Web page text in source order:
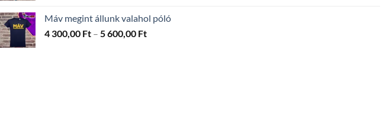
Máv megint állunk valahol póló
4 300,00 Ft – 5 600,00 FtÁrtartomány: